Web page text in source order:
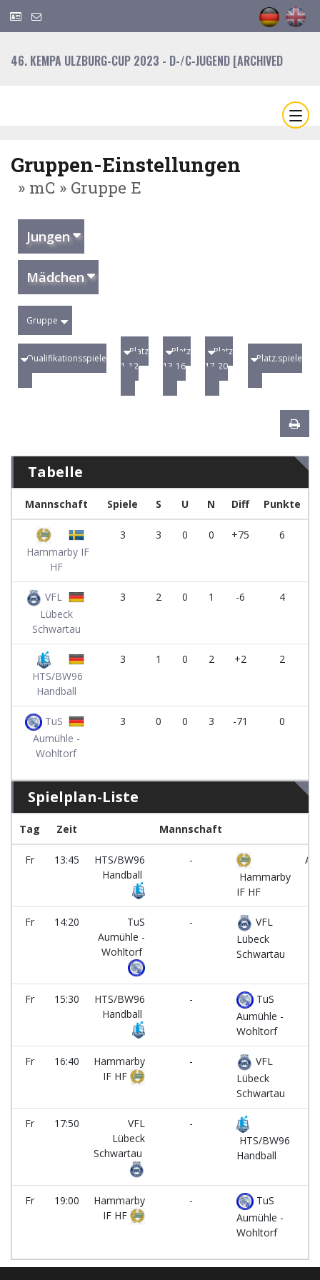
46. KEMPA ULZBURG-CUP 2023 - D-/C-JUGEND [ARCHIVED
Gruppen-Einstellungen
» mC » Gruppe E
Jungen
Mädchen
Gruppe
Qualifikationsspiele
Platz
1-12
Platz
13-16
Platz
17-20
Platz.spiele
Tabelle
Mannschaft Spiele S U N Diff Punkte
Hammarby IF
HF
3 3 0 0 +75 6
VFL
Lübeck
Schwartau
3 2 0 1 -6 4
HTS/BW96
Handball
3 1 0 2 +2 2
TuS
Aumühle -
Wohltorf
3 0 0 3 -71 0
Spielplan-Liste
Tag Zeit Mannschaft
Fr 13:45
HTS/BW96
Handball
-
Hammarby
IF HF
Fr 14:20
TuS
Aumühle -
Wohltorf
-
VFL
Lübeck
Schwartau
Fr 15:30
HTS/BW96
Handball
-
TuS
Aumühle -
Wohltorf
Fr 16:40
Hammarby
IF HF
-
VFL
Lübeck
Schwartau
Fr 17:50
VFL
Lübeck
Schwartau
-
HTS/BW96
Handball
Fr 19:00
Hammarby
IF HF
-
TuS
Aumühle -
Wohltorf